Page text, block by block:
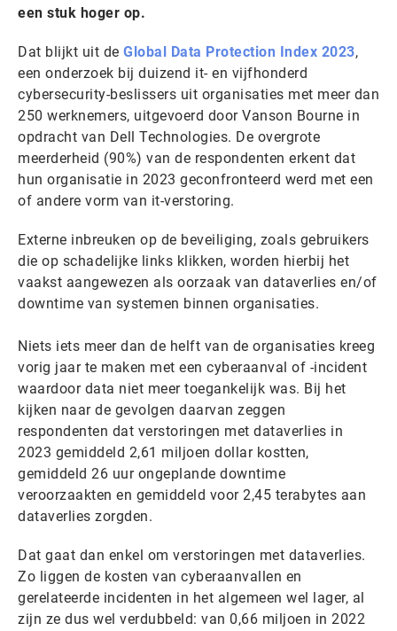
een stuk hoger op.
Dat blijkt uit de Global Data Protection Index 2023,
een onderzoek bij duizend it- en vijfhonderd
cybersecurity-beslissers uit organisaties met meer dan
250 werknemers, uitgevoerd door Vanson Bourne in
opdracht van Dell Technologies. De overgrote
meerderheid (90%) van de respondenten erkent dat
hun organisatie in 2023 geconfronteerd werd met een
of andere vorm van it-verstoring.
Externe inbreuken op de beveiliging, zoals gebruikers
die op schadelijke links klikken, worden hierbij het
vaakst aangewezen als oorzaak van dataverlies en/of
downtime van systemen binnen organisaties.
Niets iets meer dan de helft van de organisaties kreeg
vorig jaar te maken met een cyberaanval of -incident
waardoor data niet meer toegankelijk was. Bij het
kijken naar de gevolgen daarvan zeggen
respondenten dat verstoringen met dataverlies in
2023 gemiddeld 2,61 miljoen dollar kostten,
gemiddeld 26 uur ongeplande downtime
veroorzaakten en gemiddeld voor 2,45 terabytes aan
dataverlies zorgden.
Dat gaat dan enkel om verstoringen met dataverlies.
Zo liggen de kosten van cyberaanvallen en
gerelateerde incidenten in het algemeen wel lager, al
zijn ze dus wel verdubbeld: van 0,66 miljoen in 2022